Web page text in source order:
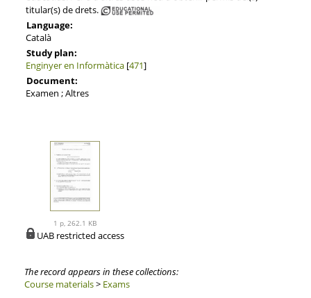
titular(s) de drets.
Language:
Català
Study plan:
Enginyer en Informàtica[471]
Document:
Examen ; Altres
1 p, 262.1 KB
UAB restricted access
The record appears in these collections:
Course materials> Exams